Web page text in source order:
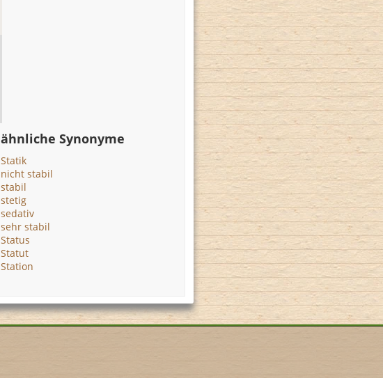
ähnliche Synonyme
Statik
nicht stabil
stabil
stetig
sedativ
sehr stabil
Status
Statut
Station